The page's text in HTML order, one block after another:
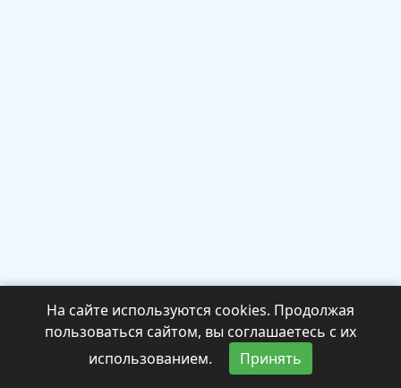
На сайте используются cookies. Продолжая
пользоваться сайтом, вы соглашаетесь с их
использованием.
Принять